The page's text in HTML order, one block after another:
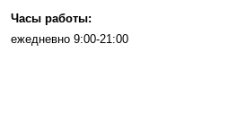
Часы работы:
ежедневно 9:00-21:00